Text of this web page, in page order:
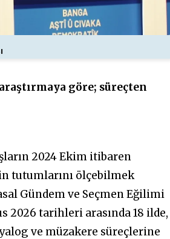
göre; süreçten
2024 Ekim itibaren
tutumlarını ölçebilmek
Gündem ve Seçmen Eğilimi
2026 tarihleri arasında 18 ilde,
ve müzakere süreçlerine